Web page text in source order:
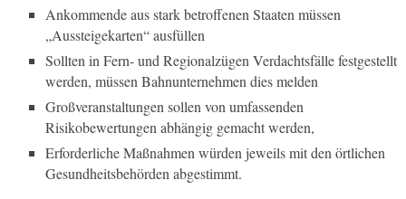
Ankommende aus stark betroffenen Staaten müssen
„Aussteigekarten“ ausfüllen
Sollten in Fern- und Regionalzügen Verdachtsfälle festgestellt
werden, müssen Bahnunternehmen dies melden
Großveranstaltungen sollen von umfassenden
Risikobewertungen abhängig gemacht werden,
Erforderliche Maßnahmen würden jeweils mit den örtlichen
Gesundheitsbehörden abgestimmt.